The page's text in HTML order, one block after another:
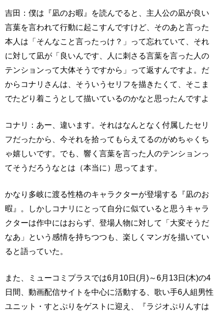
吉田：僕は『凪のお暇』を読んでると、主人公の凪が良い
言葉を言われて行動に起こすんですけど、そのあと言った
本人は「そんなこと言ったっけ？」って忘れていて、それ
に対して凪が「良いんです、人に刺さる言葉を言った人の
テンションって大体そうですから」って返すんですよ。だ
からコナリさんは、そういうセリフを描きたくて、そこま
でたどり着こうとして描いているのかなと思ったんですよ
コナリ：あー、違います。それはなんとなく付属したセリ
フだったから、今それを拾ってもらえてるのがめちゃくち
ゃ嬉しいです。でも、響く言葉を言った人のテンションっ
てそうだろうなとは（本当に）思ってます。
かなり多岐に渡る性格のキャラクターが登場する『凪のお
暇』。しかしコナリにとって自分に似ていると思うキャラ
クターは作中にはおらず、登場人物に対して「大変そうだ
なあ」という感情を持ちつつも、楽しくマンガを描いてい
ると語っていた。
また、ミューコミプラスでは6月10日(月)～6月13日(木)の4
日間、動画配信サイトを中心に活動する、歌い手6人組男性
ユニット・すとぷりをゲストに迎え、『ラジオぷりんすは